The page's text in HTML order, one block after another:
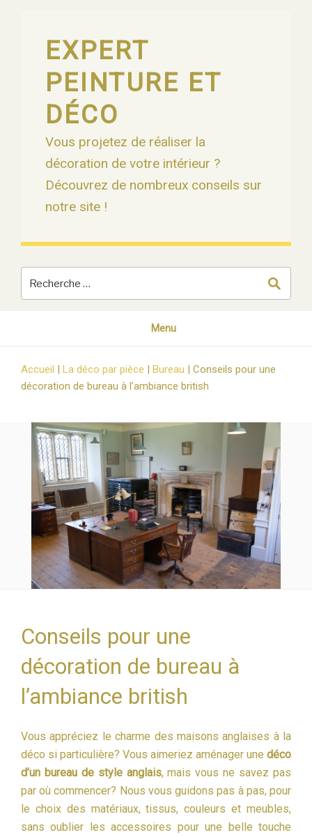
EXPERT
PEINTURE ET
DÉCO
Vous projetez de réaliser la
décoration de votre intérieur ?
Découvrez de nombreux conseils sur
notre site !
Menu
Accueil | La déco par pièce | Bureau | Conseils pour une
décoration de bureau à l’ambiance british
Conseils pour une
décoration de bureau à
l’ambiance british
Vous appréciez le charme des maisons anglaises à la
déco si particulière? Vous aimeriez aménager une déco
d’un bureau de style anglais, mais vous ne savez pas
par où commencer? Nous vous guidons pas à pas, pour
le choix des matériaux, tissus, couleurs et meubles,
sans oublier les accessoires pour une belle touche